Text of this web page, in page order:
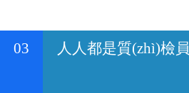
03 人人都是質(zhì)檢員